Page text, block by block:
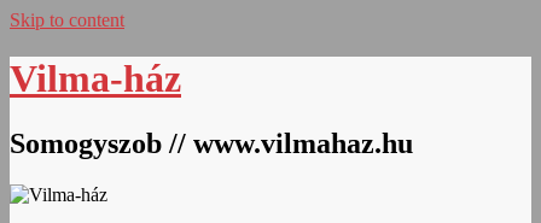
Skip to content
Vilma-ház
Somogyszob // www.vilmahaz.hu